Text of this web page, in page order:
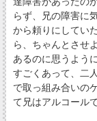
らず、兄の障害に
から頼りにしてい
ら、ちゃんとさせ
あるのに思うよう
すごくあって、二
で取っ組み合いの
て兄はアルコール